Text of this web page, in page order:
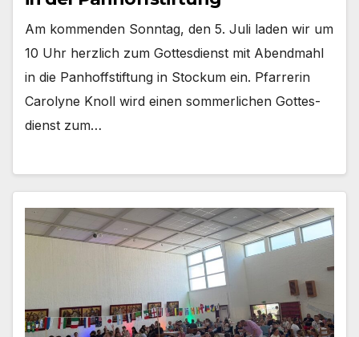
Am kom­men­den Sonn­tag, den 5. Juli laden wir um
10 Uhr herz­lich zum Got­tes­dienst mit Abend­mahl
in die Pan­hoff­stif­tung in Sto­ckum ein. Pfar­re­rin
Caro­ly­ne Knoll wird einen som­mer­li­chen Got­tes­
dienst zum…